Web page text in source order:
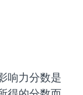
响力分数是